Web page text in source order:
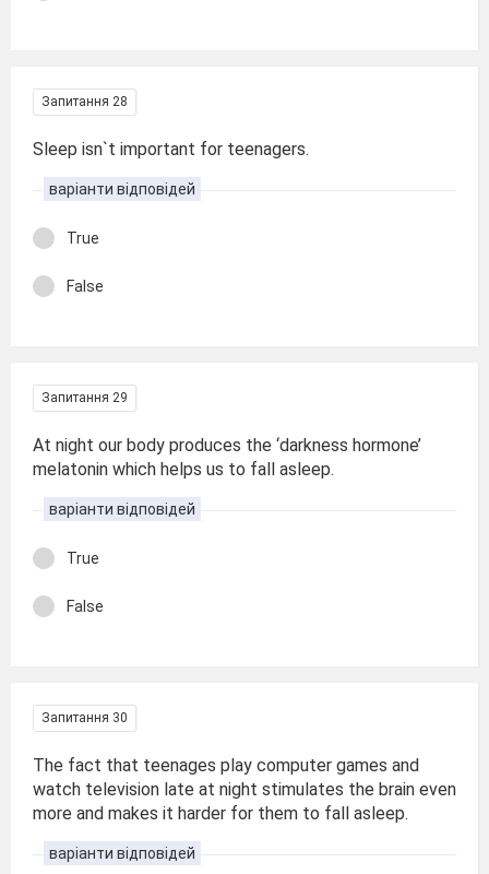
Запитання 28
Sleep isn`t important for teenagers.
варіанти відповідей
True
False
Запитання 29
At night our body produces the ‘darkness hormone’
melatonin which helps us to fall asleep.
варіанти відповідей
True
False
Запитання 30
The fact that teenages play computer games and
watch television late at night stimulates the brain even
more and makes it harder for them to fall asleep.
варіанти відповідей